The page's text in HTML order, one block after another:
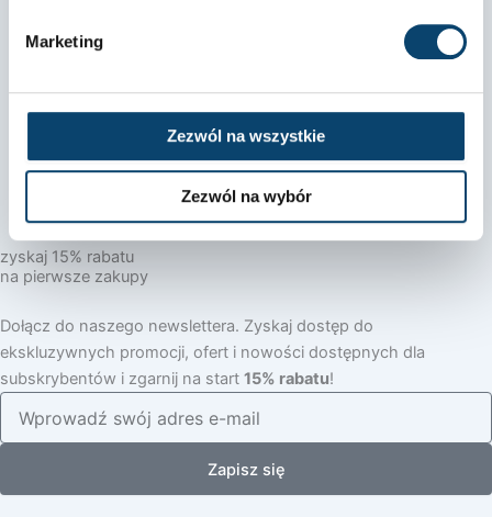
Marketing
Zezwól na wszystkie
Zezwól na wybór
zebranych i zweryfikowanych przez
zyskaj 15% rabatu
na pierwsze zakupy
Dołącz do naszego newslettera. Zyskaj dostęp do
ekskluzywnych promocji, ofert i nowości dostępnych dla
subskrybentów i zgarnij na start 15% rabatu!
Zapisz się